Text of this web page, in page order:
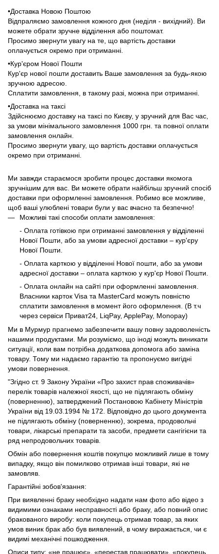
•Доставка Новою Поштою
Відпраляємо замовлення кожного дня (неділя - вихідний). Ви
можете обрати зручне відділення або поштомат.
Просимо звернути увагу на те, що вартість доставки
оплачується окремо при отриманні.
•Кур'єром Нової Пошти
Кур'єр нової пошти доставить Ваше замовлення за будь-якою
зручною адресою.
Сплатити замовлення, в такому разі, можна при отриманні.
•Доставка на таксі
Здійснюємо доставку на таксі по Києву, у зручний для Вас час,
за умови мінімального замовлення 1000 грн. та повної оплати
замовлення онлайн.
Просимо звернути увагу, що вартість доставки оплачується
окремо при отриманні.
Ми завжди стараємося зробити процес доставки якомога
зручнішим для вас. Ви можете обрати найбільш зручний спосіб
доставки при оформленні замовлення. Робимо все можливе,
щоб ваші улюблені товари були у вас вчасно та безпечно!
Можливі такі способи оплати замовлення:
- Оплата готівкою при отриманні замовлення у відділенні
Нової Пошти, або за умови адресної доставки – кур'єру
Нової Пошти.
- Оплата карткою у відділенні Нової пошти, або за умови
адресної доставки – оплата карткою у кур'єр Нової Пошти.
- Оплата онлайн на сайті при оформленні замовлення.
Власники карток Visa та MasterCard можуть повністю
сплатити замовлення в момент його оформлення. (В т.ч
через сервіси Приват24, LiqPay, ApplePay, Monopay)
Ми в Мурмур прагнемо забезпечити вашу повну задоволеність
нашими продуктами. Ми розуміємо, що іноді можуть виникати
ситуації, коли вам потрібна додаткова допомога або заміна
товару. Тому ми надаємо гарантію та пропонуємо вигідні
умови повернення.
"Згідно ст. 9 Закону України «Про захист прав споживачів»
перелік товарів належної якості, що не підлягають обміну
(поверненню), затверджений Постановою Кабінету Міністрів
України від 19.03.1994 № 172. Відповідно до цього документа
не підлягають обміну (поверненню), зокрема, продовольчі
товари, лікарські препарати та засоби, предмети сангігієни та
ряд непродовольчих товарів.
Обмін або повернення коштів покупцю можливий лише в тому
випадку, якщо він помилково отримав інші товари, які не
замовляв.
Гарантійні зобов'язання:
При виявленні браку необхідно надати нам фото або відео з
видимими ознаками несправності або браку, або повний опис
бракованого виробу: коли покупець отримав товар, за яких
умов виник брак або був виявлений, в чому виражається, чи є
видимі механічні пошкодження.
Описи типу: «не працює», «перестав працювати», «покупець